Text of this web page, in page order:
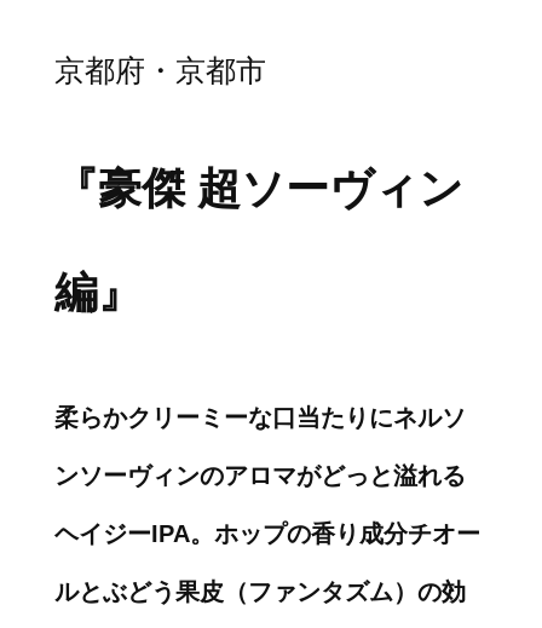
京都府・京都市
『豪傑 超ソーヴィン
編』
柔らかクリーミーな口当たりにネルソ
ンソーヴィンのアロマがどっと溢れる
ヘイジーIPA。ホップの香り成分チオー
ルとぶどう果皮（ファンタズム）の効